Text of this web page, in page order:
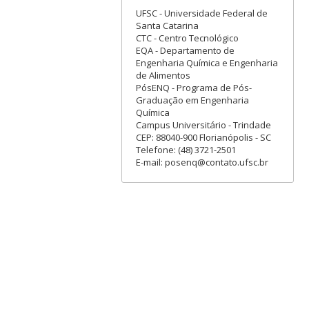
UFSC - Universidade Federal de
Santa Catarina
CTC - Centro Tecnológico
EQA - Departamento de
Engenharia Química e Engenharia
de Alimentos
PósENQ - Programa de Pós-
Graduação em Engenharia
Química
Campus Universitário - Trindade
CEP: 88040-900 Florianópolis - SC
Telefone: (48) 3721-2501
E-mail: posenq@contato.ufsc.br